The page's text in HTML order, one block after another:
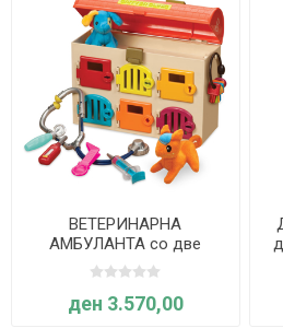
ВЕТЕРИНАРНА
АМБУЛАНТА со две
кадифени миленичиња –
Battat
ден 3.570,00